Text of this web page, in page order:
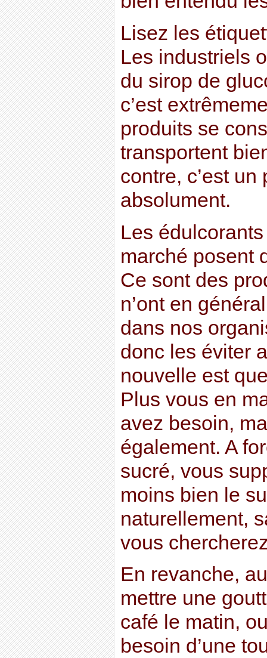
Lisez les
Les industriels
du sirop de
c’est
produits se
transportent
contre, c’est un
absolument.
Les
marché posent
Ce sont des
n’ont en
dans nos
donc les éviter
nouvelle est
Plus vous en
avez besoin,
également. A
sucré, vous
moins bien le
naturellement,
vous
En revanche,
mettre une
café le matin,
besoin d’une